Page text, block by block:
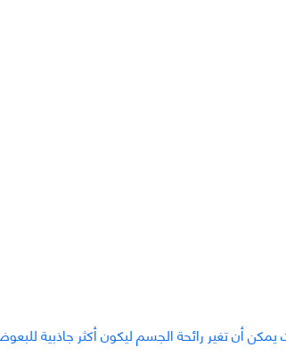
يمكن أن تغير رائحة الجسم ليكون أكثر جاذبية